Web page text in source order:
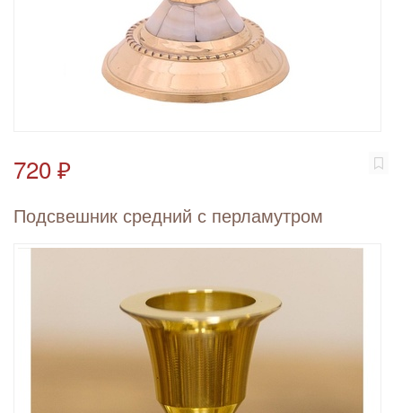
720 ₽
Подсвешник средний с перламутром